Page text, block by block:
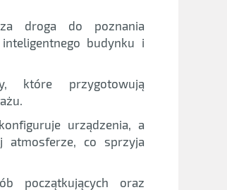
droga do poznania
budynku i
które przygotowują
urządzenia, a
atmosferze, co sprzyja
początkujących oraz